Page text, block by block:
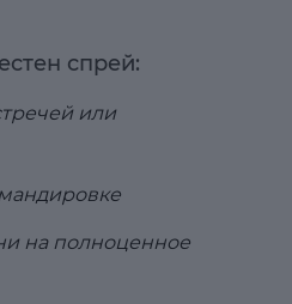
спрей:
или
на полноценное